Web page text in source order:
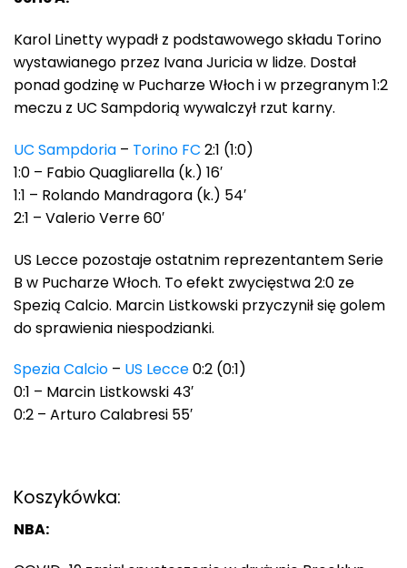
Karol Linetty wypadł z podstawowego składu Torino
wystawianego przez Ivana Juricia w lidze. Dostał
ponad godzinę w Pucharze Włoch i w przegranym 1:2
meczu z UC Sampdorią wywalczył rzut karny.
UC Sampdoria – Torino FC 2:1 (1:0)
1:0 – Fabio Quagliarella (k.) 16′
1:1 – Rolando Mandragora (k.) 54′
2:1 – Valerio Verre 60′
US Lecce pozostaje ostatnim reprezentantem Serie
B w Pucharze Włoch. To efekt zwycięstwa 2:0 ze
Spezią Calcio. Marcin Listkowski przyczynił się golem
do sprawienia niespodzianki.
Spezia Calcio – US Lecce0:2 (0:1)
0:1 – Marcin Listkowski 43′
0:2 – Arturo Calabresi 55′
Koszykówka:
NBA: